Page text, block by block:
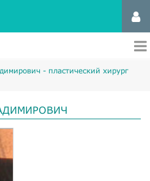
- пластический хирург